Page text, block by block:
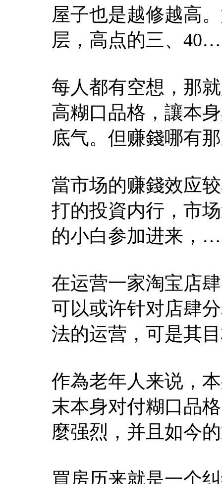
屋子也是越修越高
层，高点的三、40…
每人都有空想，那
高糊口品格，讓本
底气。但赚錢哪有
當市场的赚錢效应
打的投資内行，市
的小白参加进来，…
在运营一家淘宝店
可以或许针对店肆
法的运营，可是其
作為老年人来说，
末本身对付糊口品
麼强烈，并且如今
買房历来就是一个